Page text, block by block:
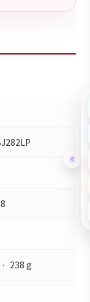
238 g